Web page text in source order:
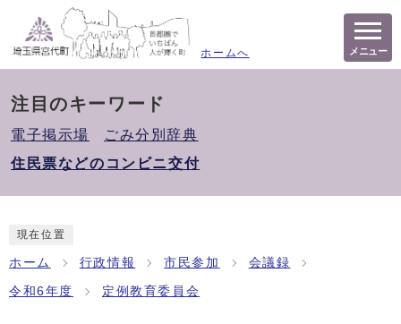
ホームへ メニュー
注目のキーワード
電子掲示場
ごみ分別辞典
住民票などのコンビニ交付
現在位置
ホーム 行政情報 市民参加 会議録
令和6年度 定例教育委員会